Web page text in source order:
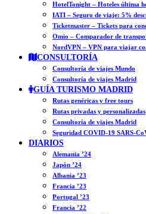
HotelTonight – Hoteles última
IATI – Seguro de viaje: 5%
Ticketmaster – Tickets para
Omio – Comparador de
NordVPN – VPN para viajar
CONSULTORÍA
Consultoría de viajes Mundo
Consultoría de viajes Madrid
GUÍA TURISMO MADRID
Rutas genéricas y free tours
Rutas privadas y personalizadas
Consultoría de viajes Madrid
Seguridad COVID-19 SARS-
DIARIOS
Alemania ’24
Japón ’24
Albania ’23
Francia ’23
Portugal ’23
Francia ’22